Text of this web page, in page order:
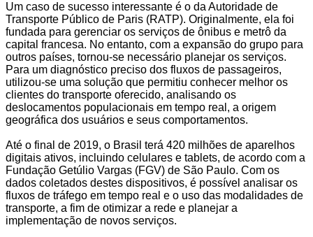
Um caso de sucesso interessante é o da Autoridade de
Transporte Público de Paris (RATP). Originalmente, ela foi
fundada para gerenciar os serviços de ônibus e metrô da
capital francesa. No entanto, com a expansão do grupo para
outros países, tornou-se necessário planejar os serviços.
Para um diagnóstico preciso dos fluxos de passageiros,
utilizou-se uma solução que permitiu conhecer melhor os
clientes do transporte oferecido, analisando os
deslocamentos populacionais em tempo real, a origem
geográfica dos usuários e seus comportamentos.
Até o final de 2019, o Brasil terá 420 milhões de aparelhos
digitais ativos, incluindo celulares e tablets, de acordo com a
Fundação Getúlio Vargas (FGV) de São Paulo. Com os
dados coletados destes dispositivos, é possível analisar os
fluxos de tráfego em tempo real e o uso das modalidades de
transporte, a fim de otimizar a rede e planejar a
implementação de novos serviços.